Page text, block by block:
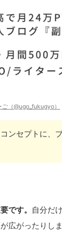
ご（@ugo_fukugyo）
ンセプトに、
です。 自分だ
広がったりしま